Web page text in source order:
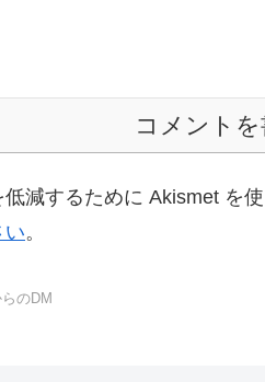
コメント
減するために Akismet を使
い。
のDM